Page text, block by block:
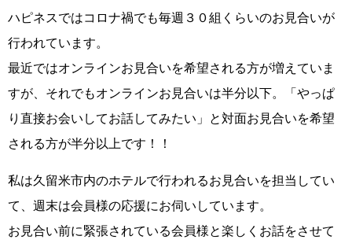
ハピネスではコロナ禍でも毎週３０組くらいのお見合いが
行われています。
最近ではオンラインお見合いを希望される方が増えていま
すが、それでもオンラインお見合いは半分以下。
「やっぱ
り直接お会いしてお話してみたい」
と対面お見合いを希望
される方が半分以上です！！
私は久留米市内のホテルで行われるお見合いを担当してい
て、週末は会員様の応援にお伺いしています。
お見合い前に緊張されている会員様と楽しくお話をさせて